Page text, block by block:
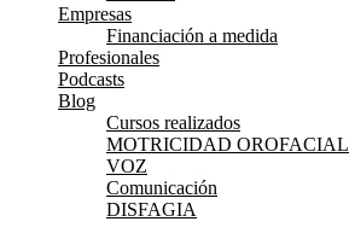
Empresas
Financiación a medida
Profesionales
Podcasts
Blog
Cursos realizados
MOTRICIDAD OROFACIAL
VOZ
Comunicación
DISFAGIA